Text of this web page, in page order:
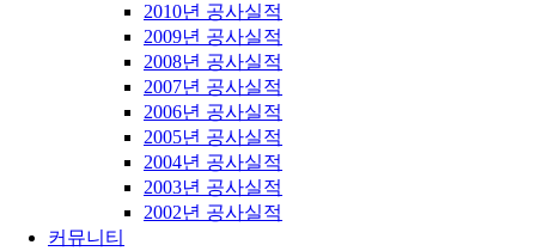
2010년 공사실적
2009년 공사실적
2008년 공사실적
2007년 공사실적
2006년 공사실적
2005년 공사실적
2004년 공사실적
2003년 공사실적
2002년 공사실적
커뮤니티